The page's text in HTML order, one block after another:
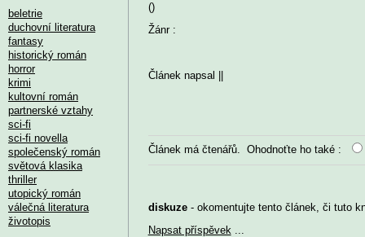
()
Žánr :
Článek napsal
Článek má čtenářů. Ohodnoťte ho také :
diskuze- okomentujte tento článek, či tuto
Napsat příspěvek
beletrie
duchovní literatura
fantasy
historický román
horror
krimi
kultovní román
partnerské vztahy
sci-fi
sci-fi novella
společenský román
světová klasika
thriller
utopický román
válečná literatura
životopis